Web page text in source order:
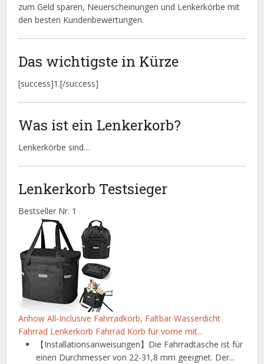
zum Geld sparen, Neuerscheinungen und Lenkerkörbe mit
den besten Kundenbewertungen.
Das wichtigste in Kürze
[success]1.[/success]
Was ist ein Lenkerkorb?
Lenkerkörbe sind…
Lenkerkorb Testsieger
Bestseller Nr. 1
Anhow All-Inclusive Fahrradkorb, Faltbar Wasserdicht
Fahrrad Lenkerkorb Fahrrad Korb für vorne mit...
【Installationsanweisungen】Die Fahrradtasche ist für
einen Durchmesser von 22-31,8 mm geeignet. Der...